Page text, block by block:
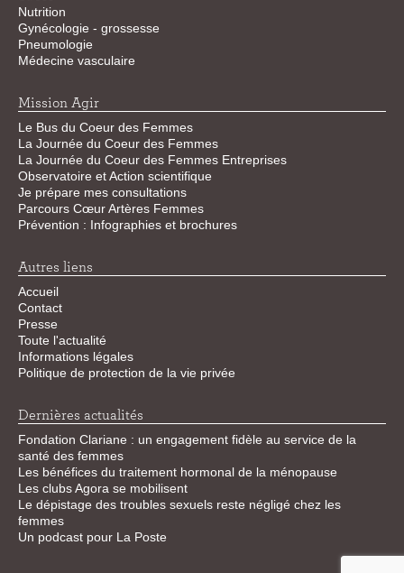
Nutrition
Gynécologie - grossesse
Pneumologie
Médecine vasculaire
Mission Agir
Le Bus du Coeur des Femmes
La Journée du Coeur des Femmes
La Journée du Coeur des Femmes Entreprises
Observatoire et Action scientifique
Je prépare mes consultations
Parcours Cœur Artères Femmes
Prévention : Infographies et brochures
Autres liens
Accueil
Contact
Presse
Toute l'actualité
Informations légales
Politique de protection de la vie privée
Dernières actualités
Fondation Clariane : un engagement fidèle au service de la
santé des femmes
Les bénéfices du traitement hormonal de la ménopause
Les clubs Agora se mobilisent
Le dépistage des troubles sexuels reste négligé chez les
femmes
Un podcast pour La Poste